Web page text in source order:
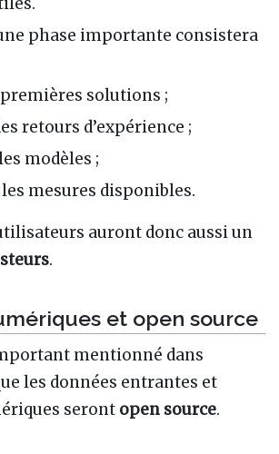
phase importante consistera
solutions ;
retours d’expérience ;
modèles ;
mesures disponibles.
auront donc aussi un
.
et open source
mentionné dans
les données entrantes et
seront open source.